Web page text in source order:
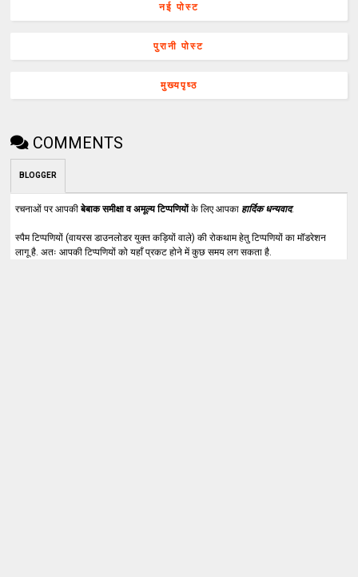
नई पोस्ट
पुरानी पोस्ट
मुख्यपृष्ठ
COMMENTS
BLOGGER
रचनाओं पर आपकीबेबाक समीक्षा व अमूल्य टिप्पणियोंके लिए आपका हार्दिक धन्यवाद.
स्पैम टिप्पणियों (वायरस डाउनलोडर युक्त कड़ियों वाले) की रोकथाम हेतु टिप्पणियों का मॉडरेशन
लागू है. अतः आपकी टिप्पणियों को यहाँ प्रकट होने में कुछ समय लग सकता है.